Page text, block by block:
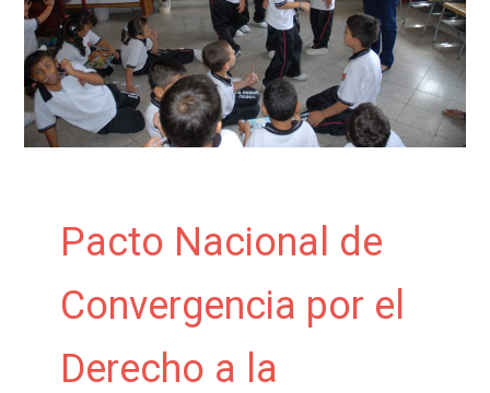
Pacto Nacional de
Convergencia por el
Derecho a la